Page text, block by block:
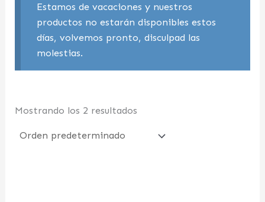
Estamos de vacaciones y nuestros
productos no estarán disponibles estos
días, volvemos pronto, disculpad las
molestias.
Mostrando los 2 resultados